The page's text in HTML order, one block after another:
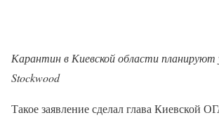
Карантин в Киевской области
Stockwood
Такое заявление сделал глава Киевской